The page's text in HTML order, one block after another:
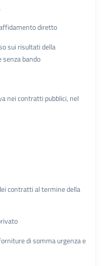
diretto
sui risultati della
senza bando
nei contratti pubblici, nel
contratti al termine della
di somma urgenza e